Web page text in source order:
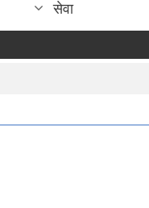
सेवा